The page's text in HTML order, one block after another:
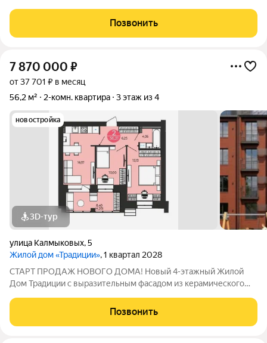
2003 года. Выполнен ремонт. Собственники готовы оставить
практически всю
Позвонить
7 870 000 ₽
от 37 701 ₽ в месяц
56,2 м²
2-комн. квартира 3 этаж из 4
новостройка
3D-тур
улица Калмыковых,5
Жилой дом «Традиции», 1 квартал 2028
СТАРТ ПРОДАЖ НОВОГО ДОМА! Новый 4-этажный Жилой
Дом Традиции с выразительным фасадом из керамического
газовым отоплением и современными планировками,
расположен в богатом инфраструктурой
Позвонить